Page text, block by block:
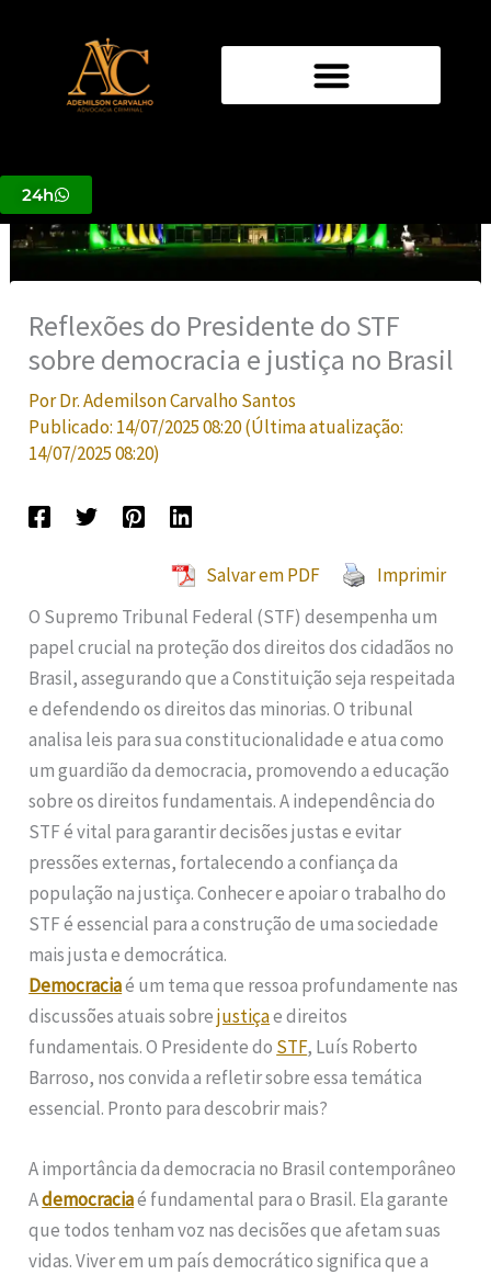
conteúdo
24h
Reflexões do Presidente do STF
sobre democracia e justiça no Brasil
PorDr. Ademilson Carvalho Santos
Publicado: 14/07/2025 08:20(Última atualização:
14/07/2025 08:20)
Salvar em PDF
Imprimir
O Supremo Tribunal Federal (STF) desempenha um
papel crucial na proteção dos direitos dos cidadãos no
Brasil, assegurando que a Constituição seja respeitada
e defendendo os direitos das minorias. O tribunal
analisa leis para sua constitucionalidade e atua como
um guardião da democracia, promovendo a educação
sobre os direitos fundamentais. A independência do
STF é vital para garantir decisões justas e evitar
pressões externas, fortalecendo a confiança da
população na justiça. Conhecer e apoiar o trabalho do
STF é essencial para a construção de uma sociedade
mais justa e democrática.
Democraciaé um tema que ressoa profundamente nas
discussões atuais sobrejustiçae direitos
fundamentais. O Presidente do STF, Luís Roberto
Barroso, nos convida a refletir sobre essa temática
essencial. Pronto para descobrir mais?
A importância da democracia no Brasil contemporâneo
Ademocraciaé fundamental para o Brasil. Ela garante
que todos tenham voz nas decisões que afetam suas
vidas. Viver em um país democrático significa que a